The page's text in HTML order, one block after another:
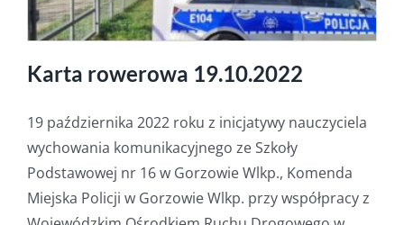
Karta rowerowa 19.10.2022
19 października 2022 roku z inicjatywy nauczyciela
wychowania komunikacyjnego ze Szkoły
Podstawowej nr 16 w Gorzowie Wlkp., Komenda
Miejska Policji w Gorzowie Wlkp. przy współpracy z